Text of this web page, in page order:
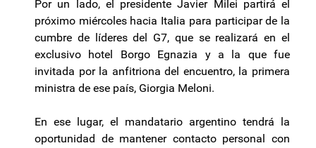
Por un lado, el presidente Javier Milei partirá el
próximo miércoles hacia Italia para participar de la
cumbre de líderes del G7, que se realizará en el
exclusivo hotel Borgo Egnazia y a la que fue
invitada por la anfitriona del encuentro, la primera
ministra de ese país, Giorgia Meloni.
En ese lugar, el mandatario argentino tendrá la
oportunidad de mantener contacto personal con